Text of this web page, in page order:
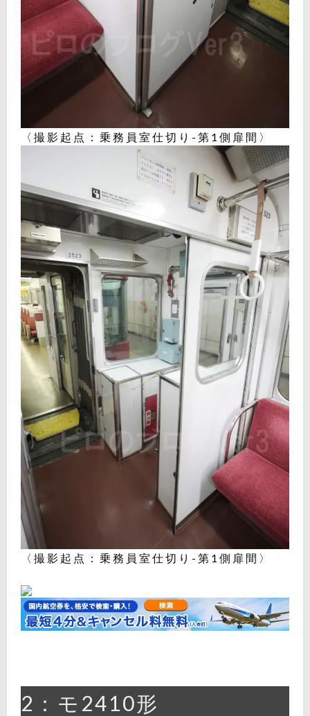
〈撮影起点：乗務員室仕切り-第1側扉間〉
〈撮影起点：乗務員室仕切り-第1側扉間〉
2：モ2410形